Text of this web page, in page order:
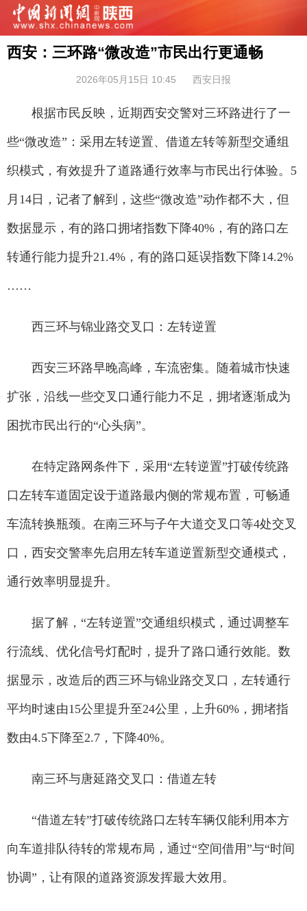
西安：三环路“微改造”市民出行更通畅
2026年05月15日 10:45 西安日报
根据市民反映，近期西安交警对三环路进行了一
些“微改造”：采用左转逆置、借道左转等新型交通组
织模式，有效提升了道路通行效率与市民出行体验。5
月14日，记者了解到，这些“微改造”动作都不大，但
数据显示，有的路口拥堵指数下降40%，有的路口左
转通行能力提升21.4%，有的路口延误指数下降14.2%
……
西三环与锦业路交叉口：左转逆置
西安三环路早晚高峰，车流密集。随着城市快速
扩张，沿线一些交叉口通行能力不足，拥堵逐渐成为
困扰市民出行的“心头病”。
在特定路网条件下，采用“左转逆置”打破传统路
口左转车道固定设于道路最内侧的常规布置，可畅通
车流转换瓶颈。在南三环与子午大道交叉口等4处交叉
口，西安交警率先启用左转车道逆置新型交通模式，
通行效率明显提升。
据了解，“左转逆置”交通组织模式，通过调整车
行流线、优化信号灯配时，提升了路口通行效能。数
据显示，改造后的西三环与锦业路交叉口，左转通行
平均时速由15公里提升至24公里，上升60%，拥堵指
数由4.5下降至2.7，下降40%。
南三环与唐延路交叉口：借道左转
“借道左转”打破传统路口左转车辆仅能利用本方
向车道排队待转的常规布局，通过“空间借用”与“时间
协调”，让有限的道路资源发挥最大效用。